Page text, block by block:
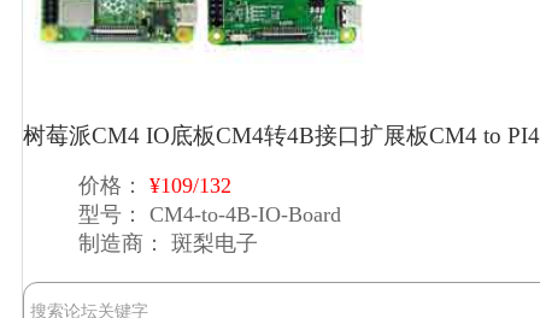
树莓派CM4 IO底板CM4转4B接口扩展板CM4 to
价格：
¥109/132
型号：
CM4-to-4B-IO-Board
制造商：
斑梨电子